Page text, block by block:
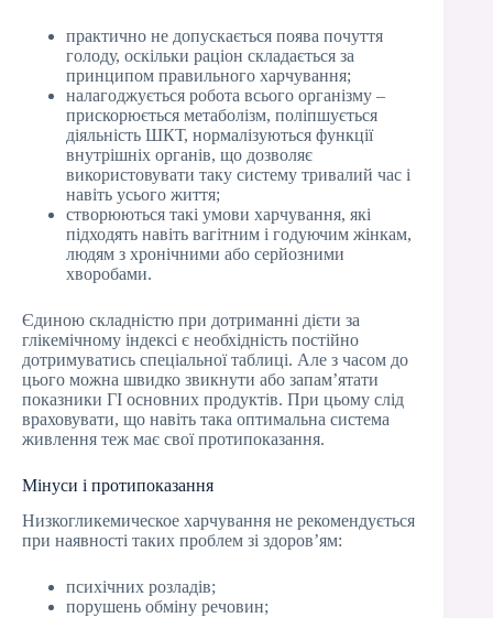
практично не допускається поява почуття
голоду, оскільки раціон складається за
принципом правильного харчування;
налагоджується робота всього організму –
прискорюється метаболізм, поліпшується
діяльність ШКТ, нормалізуються функції
внутрішніх органів, що дозволяє
використовувати таку систему тривалий час і
навіть усього життя;
створюються такі умови харчування, які
підходять навіть вагітним і годуючим жінкам,
людям з хронічними або серйозними
хворобами.
Єдиною складністю при дотриманні дієти за
глікемічному індексі є необхідність постійно
дотримуватись спеціальної таблиці. Але з часом до
цього можна швидко звикнути або запам’ятати
показники ГІ основних продуктів. При цьому слід
враховувати, що навіть така оптимальна система
живлення теж має свої протипоказання.
Мінуси і протипоказання
Низкогликемическое харчування не рекомендується
при наявності таких проблем зі здоров’ям:
психічних розладів;
порушень обміну речовин;